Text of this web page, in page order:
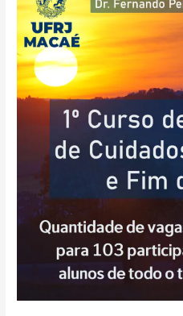
Inscrições,
1º
Curso
de
Cuidados
Paliativos
teve
suas
vagas
expandidas
recebeu
alunos